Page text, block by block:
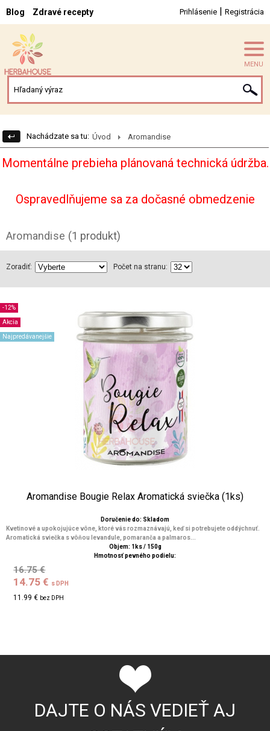
Blog Zdravé recepty Prihlásenie | Registrácia
MENU
Nachádzate sa tu: Úvod Aromandise
Momentálne prebieha plánovaná technická údržba.
Ospravedlňujeme sa za dočasné obmedzenie
Aromandise (1 produkt)
Zoradiť: Počet na stranu:
-12%
Akcia
Najpredávanejšie
Aromandise Bougie Relax Aromatická sviečka (1ks)
Doručenie do: Skladom
Kvetinové a upokojujúce vône, ktoré vás rozmaznávajú, keď si potrebujete oddýchnuť.
Aromatická sviečka s vôňou levandule, pomaranča a palmaros...
Objem: 1ks / 150g
Hmotnosť pevného podielu:
16.75 €
14.75 € s DPH
11.99 € bez DPH
DAJTE O NÁS VEDIEŤ AJ